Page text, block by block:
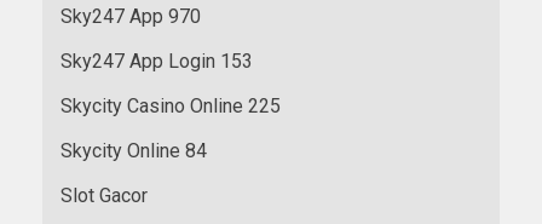
Sky247 App 970
Sky247 App Login 153
Skycity Casino Online 225
Skycity Online 84
Slot Gacor